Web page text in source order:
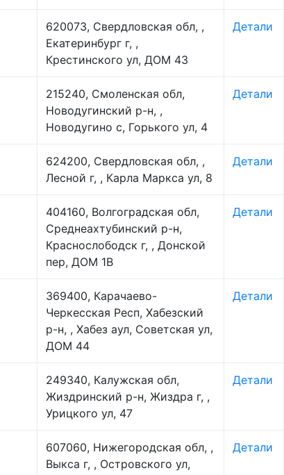
620073, Свердловская обл, ,
Екатеринбург г, ,
Крестинского ул, ДОМ 43
Детали
215240, Смоленская обл,
Новодугинский р-н, ,
Новодугино с, Горького ул, 4
Детали
624200, Свердловская обл, ,
Лесной г, , Карла Маркса ул, 8
Детали
404160, Волгоградская обл,
Среднеахтубинский р-н,
Краснослободск г, , Донской
пер, ДОМ 1В
Детали
369400, Карачаево-
Черкесская Респ, Хабезский
р-н, , Хабез аул, Советская ул,
ДОМ 44
Детали
249340, Калужская обл,
Жиздринский р-н, Жиздра г, ,
Урицкого ул, 47
Детали
607060, Нижегородская обл, ,
Выкса г, , Островского ул,
Детали